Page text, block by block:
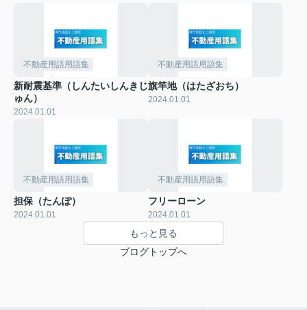
不動産用語用語集
新耐震基準（しんたいしんきじ
ゅん）
2024.01.01
不動産用語用語集
旗竿地（はたざおち）
2024.01.01
不動産用語用語集
担保（たんぽ）
2024.01.01
不動産用語用語集
フリーローン
2024.01.01
もっと見る
ブログトップへ